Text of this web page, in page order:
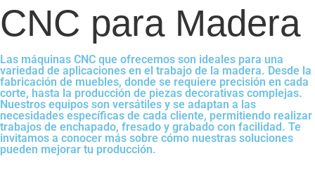
CNC para Madera
Las máquinas CNC que ofrecemos son ideales para una
variedad de aplicaciones en el trabajo de la madera. Desde la
fabricación de muebles, donde se requiere precisión en cada
corte, hasta la producción de piezas decorativas complejas.
Nuestros equipos son versátiles y se adaptan a las
necesidades específicas de cada cliente, permitiendo realizar
trabajos de enchapado, fresado y grabado con facilidad. Te
invitamos a conocer más sobre cómo nuestras soluciones
pueden mejorar tu producción.